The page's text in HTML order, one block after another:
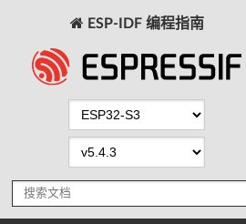
ESP-IDF 编程指南